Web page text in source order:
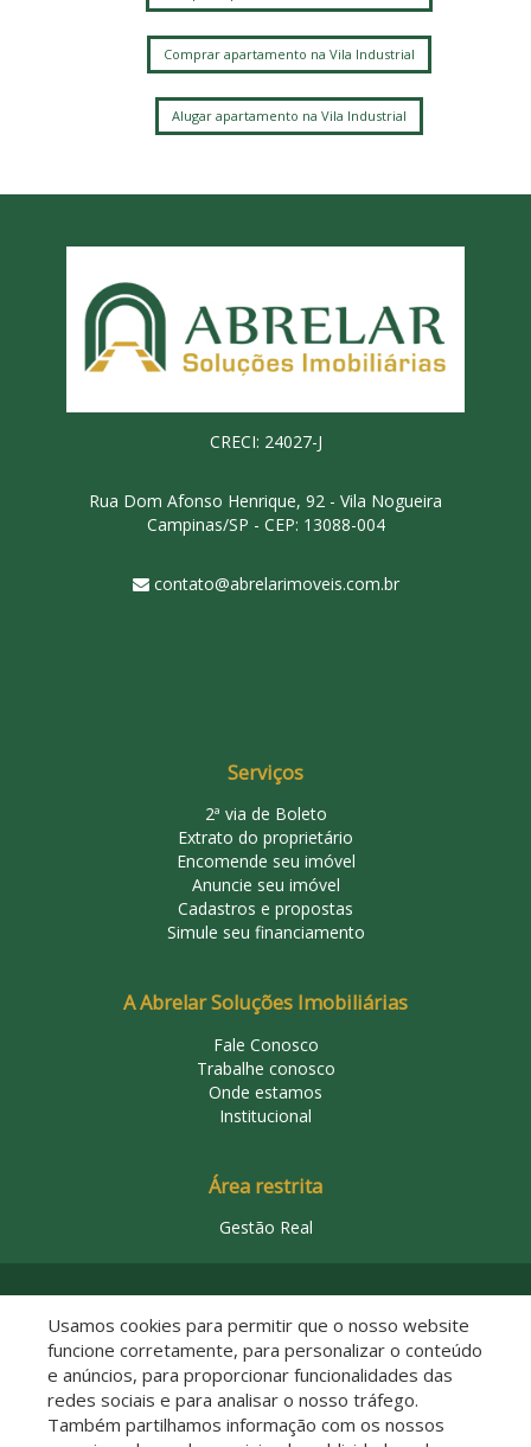
Comprar apartamento na Vila Industrial
Alugar apartamento na Vila Industrial
CRECI: 24027-J
Rua Dom Afonso Henrique, 92 - Vila Nogueira
Campinas/SP - CEP: 13088-004
contato@abrelarimoveis.com.br
Serviços
2ª via de Boleto
Extrato do proprietário
Encomende seu imóvel
Anuncie seu imóvel
Cadastros e propostas
Simule seu financiamento
A Abrelar Soluções Imobiliárias
Fale Conosco
Trabalhe conosco
Onde estamos
Institucional
Área restrita
Gestão Real
Usamos cookies para permitir que o nosso website
funcione corretamente, para personalizar o conteúdo
e anúncios, para proporcionar funcionalidades das
redes sociais e para analisar o nosso tráfego.
Também partilhamos informação com os nossos